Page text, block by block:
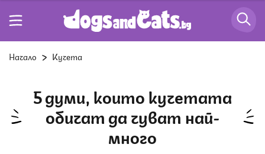
Начало Кучета
5 думи, които кучетата
обичат да чуват най-
много